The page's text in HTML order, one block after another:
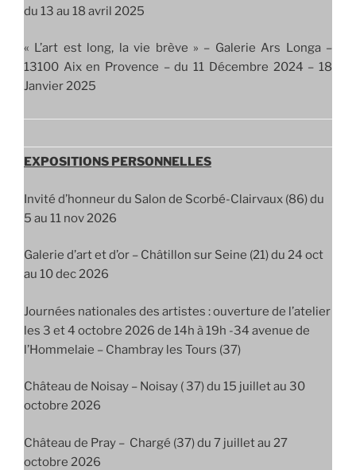
du 13 au 18 avril 2025
« L’art est long, la vie brève » – Galerie Ars Longa –
13100 Aix en Provence – du 11 Décembre 2024 – 18
Janvier 2025
EXPOSITIONS PERSONNELLES
Invité d’honneur du Salon de Scorbé-Clairvaux (86) du
5 au 11 nov 2026
Galerie d’art et d’or – Châtillon sur Seine (21) du 24 oct
au 10 dec 2026
Journées nationales des artistes : ouverture de l’atelier
les 3 et 4 octobre 2026 de 14h à 19h -34 avenue de
l’Hommelaie – Chambray les Tours (37)
Château de Noisay – Noisay ( 37) du 15 juillet au 30
octobre 2026
Château de Pray – Chargé (37) du 7 juillet au 27
octobre 2026